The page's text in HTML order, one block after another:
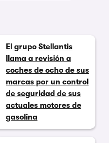
El grupo Stellantis
llama a revisión a
coches de ocho de sus
marcas por un control
de seguridad de sus
actuales motores de
gasolina